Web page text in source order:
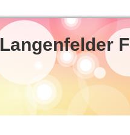
Langenfelder